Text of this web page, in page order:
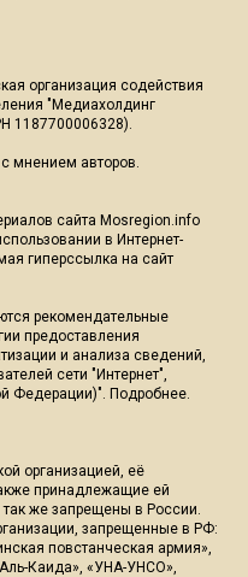
организация содействия
"Медиахолдинг
1187700006328).
мнением авторов.
сайта Mosregion.info
в Интернет-
гиперссылка на сайт
рекомендательные
предоставления
и анализа сведений,
сети "Интернет",
Федерации)". Подробнее.
организацией, её
принадлежащие ей
же запрещены в России.
запрещенные в РФ:
повстанческая армия»,
Каида», «УНА-УНСО»,